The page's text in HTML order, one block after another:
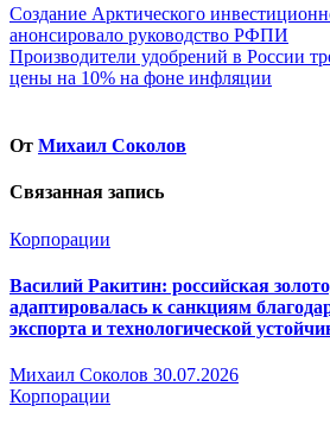
Навигация
по
записям
Создание Арктического
анонсировало руководство РФПИ
Производители удобрений в России
цены на 10% на фоне инфляции
От Михаил Соколов
Связанная запись
Корпорации
Василий Ракитин: российская
адаптировалась к санкциям
экспорта и технологической
Михаил Соколов 30.07.2026
Корпорации